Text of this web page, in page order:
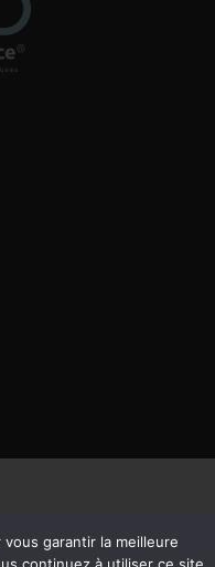
garantir la meilleure